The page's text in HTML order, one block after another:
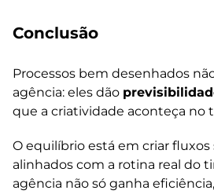
Conclusão
Processos bem desenhados
agência: eles dão
que a criatividade aconteça no
O equilíbrio está em criar fluxos
alinhados com a rotina real do
agência não só ganha